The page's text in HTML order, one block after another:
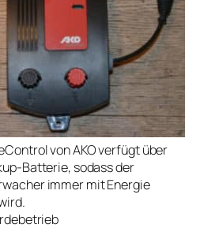
von AKO verfügt über
Batterie, sodass der
immer mit Energie